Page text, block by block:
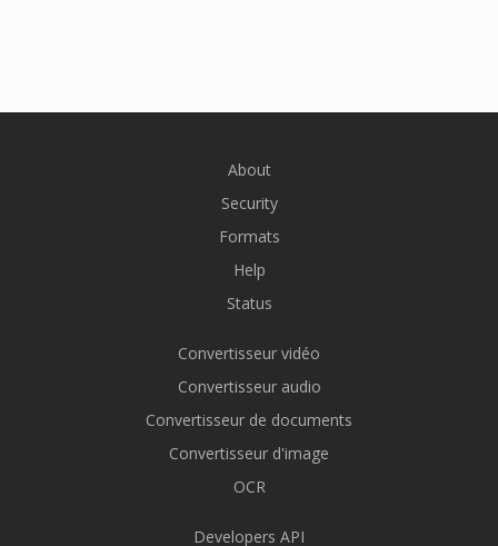
About
Security
Formats
Help
Status
Convertisseur vidéo
Convertisseur audio
Convertisseur de documents
Convertisseur d'image
OCR
Developers API